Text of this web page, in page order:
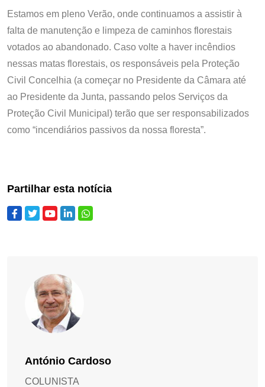
Estamos em pleno Verão, onde continuamos a assistir à
falta de manutenção e limpeza de caminhos florestais
votados ao abandonado. Caso volte a haver incêndios
nessas matas florestais, os responsáveis pela Proteção
Civil Concelhia (a começar no Presidente da Câmara até
ao Presidente da Junta, passando pelos Serviços da
Proteção Civil Municipal) terão que ser responsabilizados
como “incendiários passivos da nossa floresta”.
Partilhar esta notícia
António Cardoso
COLUNISTA